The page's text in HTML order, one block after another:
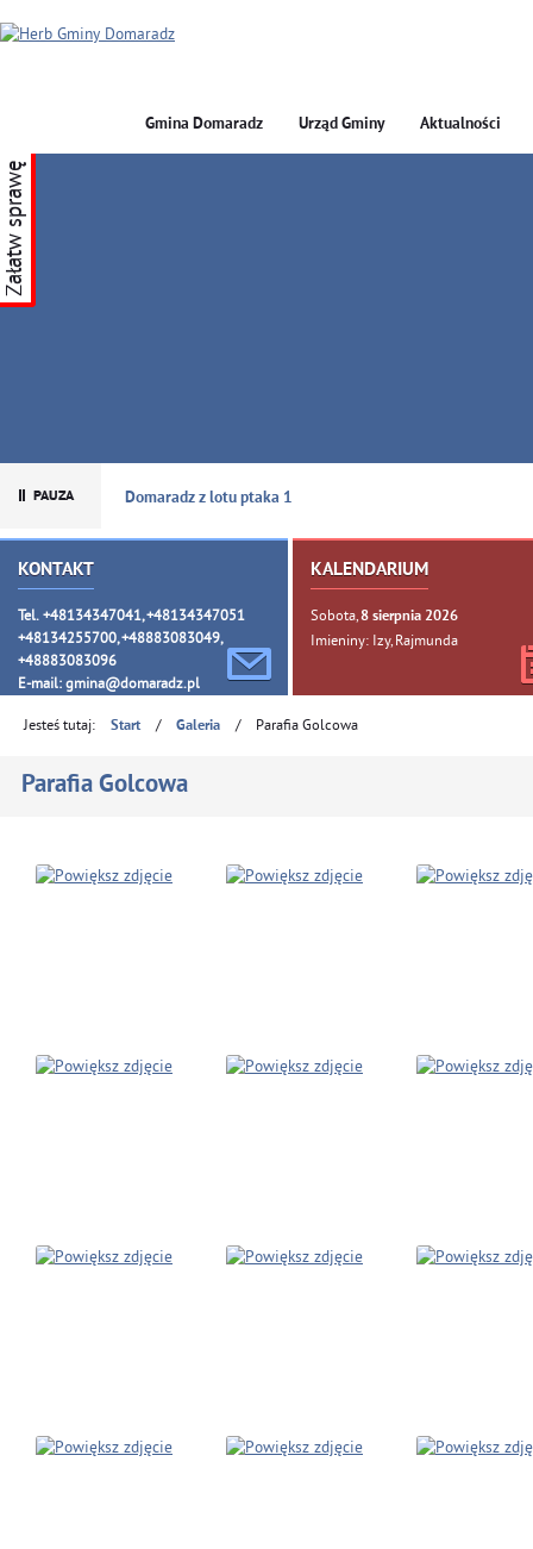
GMINA DOMARADZ
Gmina Domaradz Urząd Gminy Aktualności
Domaradz z lotu ptaka 1
KONTAKT
Tel. +48134347041, +48134347051
+48134255700, +48883083049,
+48883083096
E-mail: gmina@domaradz.pl
KALENDARIUM
Sobota, 8sierpnia 2026
Imieniny: Izy, Rajmunda
Załatw sprawę
Jesteś tutaj: Start / Galeria / Parafia Golcowa
Parafia Golcowa